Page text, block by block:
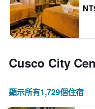
Cusco City
顯示所有1,729​個住宿